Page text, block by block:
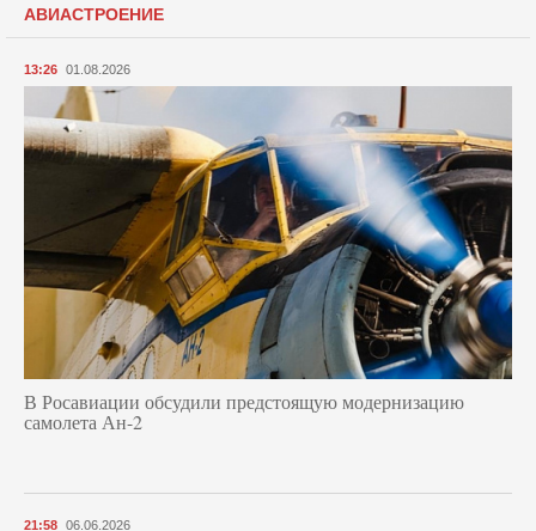
АВИАСТРОЕНИЕ
13:26 01.08.2026
В Росавиации обсудили предстоящую модернизацию
самолета Ан-2
21:58 06.06.2026